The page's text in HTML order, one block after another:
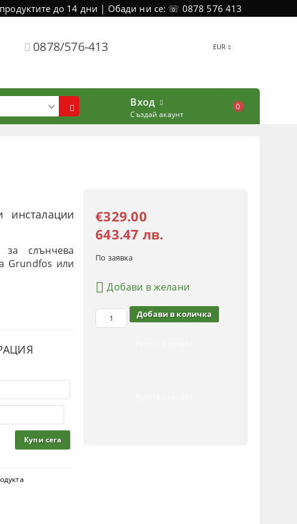
до 14 дни | Обади ни се: ☏ 0878 576 413
0878/576-413 EUR
Вход
Създай акаунт
0
за слънчева
Grundfos или
€329.00
643.47 лв.
По заявка
Добави в желани